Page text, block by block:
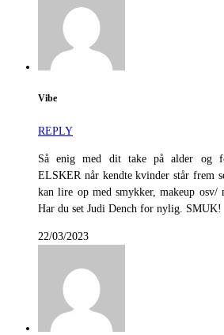
Vibe
REPLY
Så enig med dit take på alder og
ELSKER når kendte kvinder står frem
kan lire op med smykker, makeup osv/
Har du set Judi Dench for nylig. SMUK!
22/03/2023